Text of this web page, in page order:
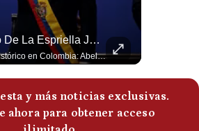
Abelardo De La Espriella Juramenta Como Nuevo Presidente | Gestión Mundo
Momento histórico en Colombia: Abelardo de la Espriella prestó juramento y recibió la banda presidencial en la Arena USC de Cali, convirtiéndose oficialmente en el nuevo Presidente de la República para el periodo 2026-2030. Por primera vez en la historia reciente del país, la investidura presidencial se celebró fuera de Bogotá. ¿Qué opinas del inicio de este nuevo mandato constitucional? #DeLaEspriella #Colombia #PosesionPresidencial #Cali #Shorts 👉 Suscríbete y activa la campana para no perderte nuestro análisis diario. 🌎 Síguenos en nuestras redes sociales: 📌 Web oficial: https://gestion.pe/mundo/ 📌 LinkedIn: http://bit.ly/3HYIET0 📌 X (Twitter): http://bit.ly/4noZtX9 📌 TikTok: http://bit.ly/4evB6TO